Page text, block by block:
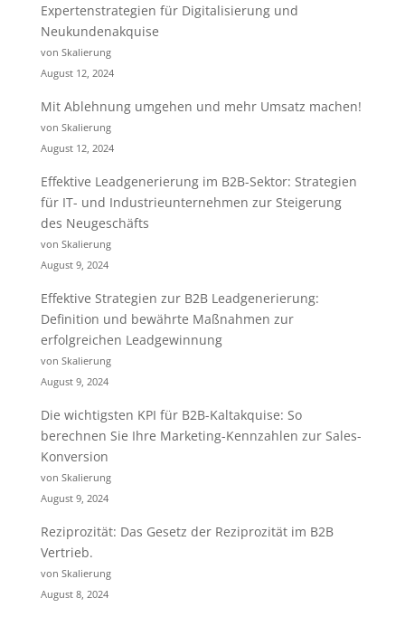
Expertenstrategien für Digitalisierung und
Neukundenakquise
von Skalierung
August 12, 2024
Mit Ablehnung umgehen und mehr Umsatz machen!
von Skalierung
August 12, 2024
Effektive Leadgenerierung im B2B-Sektor: Strategien
für IT- und Industrieunternehmen zur Steigerung
des Neugeschäfts
von Skalierung
August 9, 2024
Effektive Strategien zur B2B Leadgenerierung:
Definition und bewährte Maßnahmen zur
erfolgreichen Leadgewinnung
von Skalierung
August 9, 2024
Die wichtigsten KPI für B2B-Kaltakquise: So
berechnen Sie Ihre Marketing-Kennzahlen zur Sales-
Konversion
von Skalierung
August 9, 2024
Reziprozität: Das Gesetz der Reziprozität im B2B
Vertrieb.
von Skalierung
August 8, 2024